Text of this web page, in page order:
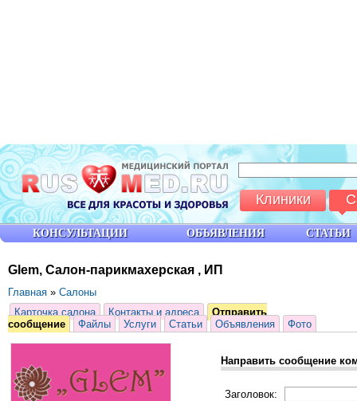
Glem, Салон-парикмахерская , ИП
Главная » Салоны
Карточка салона
Контакты и адреса
Отправить
сообщение
Файлы Услуги Статьи Объявления Фото
Направить сообщение
Заголовок:
КОНСУЛЬТАЦИИ ОБЪЯВЛЕНИЯ СТАТЬИ
Клиники